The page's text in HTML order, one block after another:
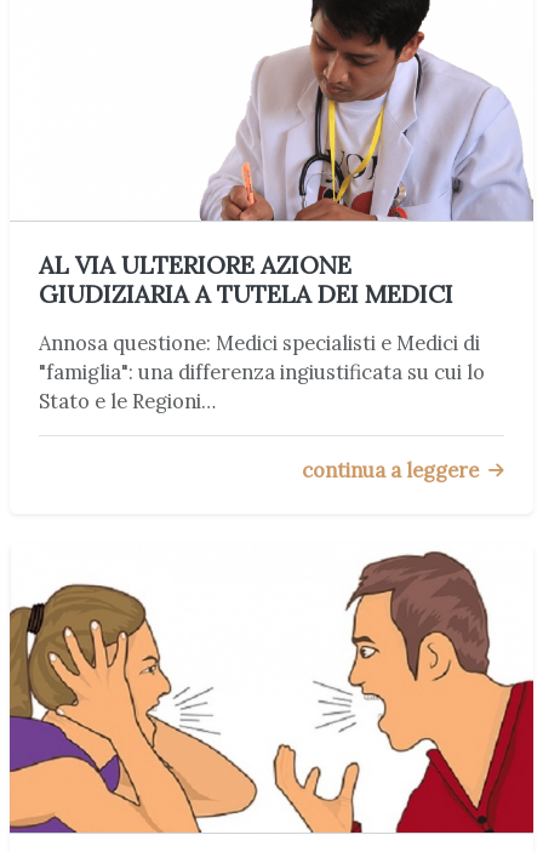
AL VIA ULTERIORE AZIONE
GIUDIZIARIA A TUTELA DEI MEDICI
Annosa questione: Medici specialisti e Medici di
"famiglia": una differenza ingiustificata su cui lo
Stato e le Regioni…
continua a leggere